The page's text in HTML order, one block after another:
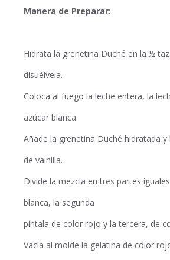
Manera de Preparar:
Hidrata la grenetina Duché en la ½
disuélvela.
Coloca al fuego la leche entera, la
azúcar blanca.
Añade la grenetina Duché hidratada y
de vainilla.
Divide la mezcla en tres partes
blanca, la segunda
píntala de color rojo y la tercera, de
Vacía al molde la gelatina de color